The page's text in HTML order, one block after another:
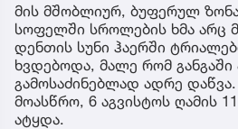
მის მშობლიურ, ბუფერულ
სოფელში სროლების ხმა არც
დენთის სუნი ჰაერში
ხვდებოდა, მალე რომ
გამოსაძინებლად ადრე დაწვა.
მოასწრო, 6 აგვისტოს ღამის
ატყდა.